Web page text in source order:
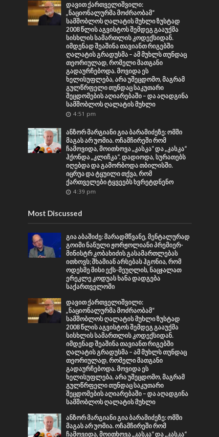
დავით ქართველიშვილი:
„ნაციონალურმა მოძრაობამ“
სამშობლოს ღალატის მუხლი ზუსტად
2008 წლის აგვისტოს შემდეგ გააუქმა
სისხლის სამართლის კოდექსიდან.
იმდენად შეაშინა თავიანთ რიგებში
ღალატის გრადუსმა – ამ მუხლს თუნდაც
თეორიულად, რომელი მათგანი
გადაურჩებოდა. მოვიდა ეს
ხელისუფლება, არა უშეცდომო, მაგრამ
გულწრფელი თუნდაც საკუთარი
შეცდომების აღიარებაში – და აღადგინა
სამშობლოს ღალატის მუხლი
4:51 pm
ანზორ მარგიანი გია ბარამიძეზე: ომში
მაგას არ უომია. ოჩამჩირეში რომ
ჩამოვიდა, მოითხოვა „კასკა“ და „კასკა“
ჰქონდა „კლიჩკა“. დადიოდა, სურათებს
იღებდა და გამორბოდა თბილისში.
იცრუა და ტყუილი თქვა, რომ
ქართველები ტყვეებს ხვრეტდნენო
4:39 pm
Most Discussed
გია აბაშიძე: მარადმწვანე, მენტალურად
გოიმი ნანული ჟორჟოლიანი პრემიერ-
მინისტრ კობახიძის გასამართლებას
ითხოვს; შხამიან არსებას ჰგონია, რომ
ოდესმე მისი ექს-მეუღლის, ნაცჯალათ
ერეკლე კოდუას ხანა დადგება
საქართველოში
დავით ქართველიშვილი:
„ნაციონალურმა მოძრაობამ“
სამშობლოს ღალატის მუხლი ზუსტად
2008 წლის აგვისტოს შემდეგ გააუქმა
სისხლის სამართლის კოდექსიდან.
იმდენად შეაშინა თავიანთ რიგებში
ღალატის გრადუსმა – ამ მუხლს თუნდაც
თეორიულად, რომელი მათგანი
გადაურჩებოდა. მოვიდა ეს
ხელისუფლება, არა უშეცდომო, მაგრამ
გულწრფელი თუნდაც საკუთარი
შეცდომების აღიარებაში – და აღადგინა
სამშობლოს ღალატის მუხლი
ანზორ მარგიანი გია ბარამიძეზე: ომში
მაგას არ უომია. ოჩამჩირეში რომ
ჩამოვიდა, მოითხოვა „კასკა“ და „კასკა“